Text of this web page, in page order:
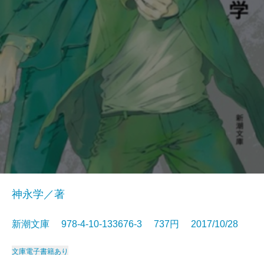
神永学／著
新潮文庫 978-4-10-133676-3 737円 2017/10/28
文庫電子書籍あり